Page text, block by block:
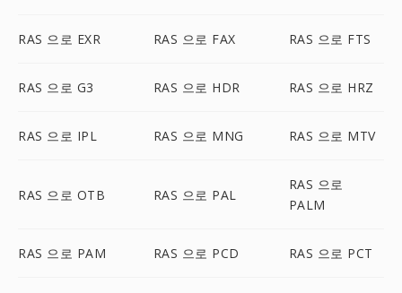
RAS 으로 EXR RAS 으로 FAX RAS 으로 FTS
RAS 으로 G3 RAS 으로 HDR RAS 으로 HRZ
RAS 으로 IPL RAS 으로 MNG RAS 으로 MTV
RAS 으로 OTB RAS 으로 PAL
RAS 으로
PALM
RAS 으로 PAM RAS 으로 PCD RAS 으로 PCT